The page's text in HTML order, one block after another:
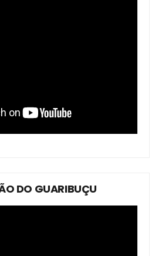
DO GUARIBUÇU